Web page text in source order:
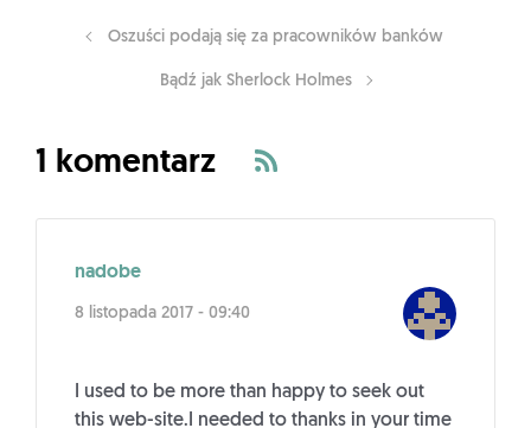
Oszuści podają się za pracowników banków
Bądź jak Sherlock Holmes
1 komentarz
nadobe
8 listopada 2017 - 09:40
I used to be more than happy to seek out
this web-site.I needed to thanks in your time